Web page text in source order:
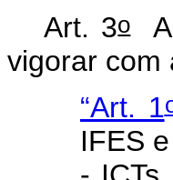
Art. 3oA
vigorar
“Art. 1
IFES